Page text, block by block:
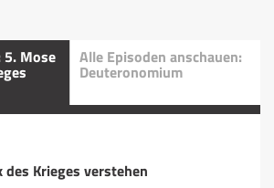
5. Mose Alle Episoden anschauen:
Deuteronomium
Krieges verstehen